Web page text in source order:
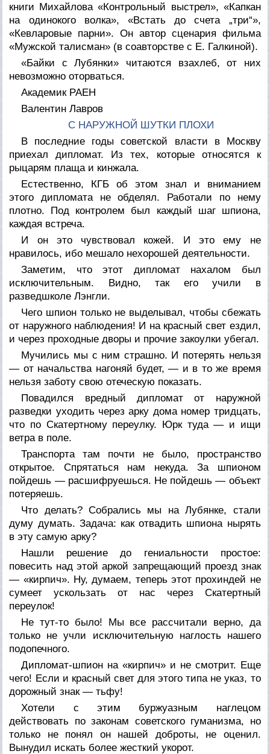
книги Михайлова «Контрольный выстрел», «Капкан
на одинокого волка», «Встать до счета „три“»,
«Кевларовые парни». Он автор сценария фильма
«Мужской талисман» (в соавторстве с Е. Галкиной).
«Байки с Лубянки» читаются взахлеб, от них
невозможно оторваться.
Академик РАЕН
Валентин Лавров
С НАРУЖНОЙ ШУТКИ ПЛОХИ
В последние годы советской власти в Москву
приехал дипломат. Из тех, которые относятся к
рыцарям плаща и кинжала.
Естественно, КГБ об этом знал и вниманием
этого дипломата не обделял. Работали по нему
плотно. Под контролем был каждый шаг шпиона,
каждая встреча.
И он это чувствовал кожей. И это ему не
нравилось, ибо мешало нехорошей деятельности.
Заметим, что этот дипломат нахалом был
исключительным. Видно, так его учили в
разведшколе Лэнгли.
Чего шпион только не выделывал, чтобы сбежать
от наружного наблюдения! И на красный свет ездил,
и через проходные дворы и прочие закоулки убегал.
Мучились мы с ним страшно. И потерять нельзя
— от начальства нагоняй будет, — и в то же время
нельзя заботу свою отеческую показать.
Повадился вредный дипломат от наружной
разведки уходить через арку дома номер тридцать,
что по Скатертному переулку. Юрк туда — и ищи
ветра в поле.
Транспорта там почти не было, пространство
открытое. Спрятаться нам некуда. За шпионом
пойдешь — расшифруешься. Не пойдешь — объект
потеряешь.
Что делать? Собрались мы на Лубянке, стали
думу думать. Задача: как отвадить шпиона нырять
в эту самую арку?
Нашли решение до гениальности простое:
повесить над этой аркой запрещающий проезд знак
— «кирпич». Ну, думаем, теперь этот прохиндей не
сумеет ускользать от нас через Скатертный
переулок!
Не тут-то было! Мы все рассчитали верно, да
только не учли исключительную наглость нашего
подопечного.
Дипломат-шпион на «кирпич» и не смотрит. Еще
чего! Если и красный свет для этого типа не указ, то
дорожный знак — тьфу!
Хотели с этим буржуазным наглецом
действовать по законам советского гуманизма, но
только не понял он нашей доброты, не оценил.
Вынудил искать более жесткий укорот.